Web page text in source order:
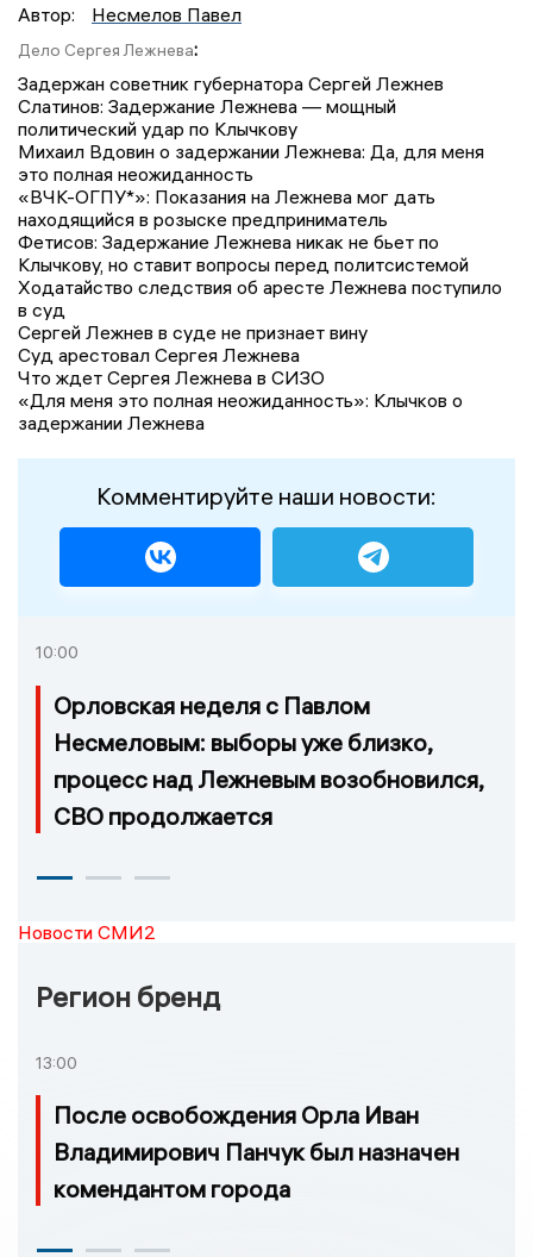
Автор:
Несмелов Павел
Дело Сергея Лежнева:
Задержан советник губернатора Сергей Лежнев
Слатинов: Задержание Лежнева — мощный
политический удар по Клычкову
Михаил Вдовин о задержании Лежнева: Да, для меня
это полная неожиданность
«ВЧК-ОГПУ*»: Показания на Лежнева мог дать
находящийся в розыске предприниматель
Фетисов: Задержание Лежнева никак не бьет по
Клычкову, но ставит вопросы перед политсистемой
Ходатайство следствия об аресте Лежнева поступило
в суд
Сергей Лежнев в суде не признает вину
Суд арестовал Сергея Лежнева
Что ждет Сергея Лежнева в СИЗО
«Для меня это полная неожиданность»: Клычков о
задержании Лежнева
Комментируйте наши новости:
10:00
Орловская неделя с Павлом
Несмеловым: выборы уже близко,
процесс над Лежневым возобновился,
СВО продолжается
Новости СМИ2
Регион бренд
13:00
После освобождения Орла Иван
Владимирович Панчук был назначен
комендантом города